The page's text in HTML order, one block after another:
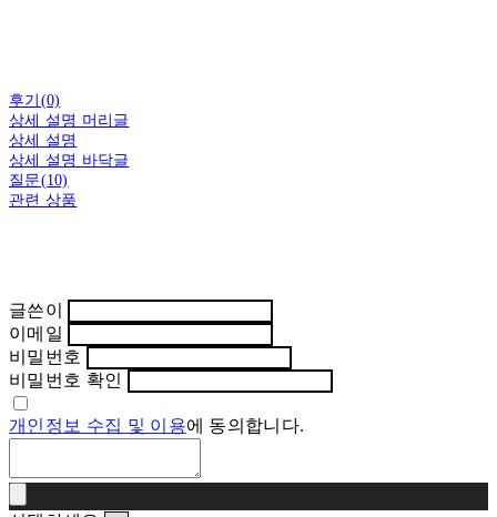
후기(0)
상세 설명 머리글
상세 설명
상세 설명 바닥글
질문(10)
관련 상품
글쓴이
이메일
비밀번호
비밀번호 확인
개인정보 수집 및 이용에 동의합니다.